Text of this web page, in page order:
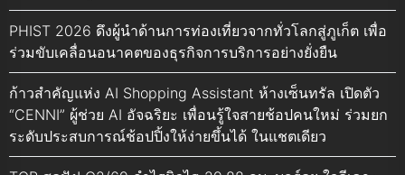
PHIST 2026 ดึงผู้นำด้านการท่องเที่ยวจากทั่วโลกสู่ภูเก็ต เพื่อ
ร่วมขับเคลื่อนอนาคตของธุรกิจการบริการอย่างยั่งยืน
ก้าวสำคัญแห่ง AI Shopping Assistant ห้างเซ็นทรัล เปิดตัว
“CENNI” ผู้ช่วย AI อัจฉริยะ เพื่อนรู้ใจสายช้อปคนใหม่ ร่วมยก
ระดับประสบการณ์ช้อปปิ้งให้ง่ายขึ้นได้ ในแชตเดียว